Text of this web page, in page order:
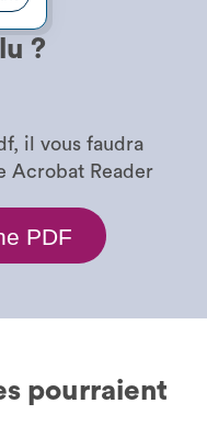
?
il vous faudra
Acrobat Reader
PDF
pourraient